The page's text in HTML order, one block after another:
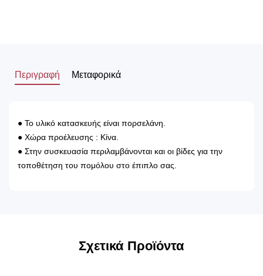
Περιγραφή Μεταφορικά
● Το υλικό κατασκευής είναι πορσελάνη.
● Χώρα προέλευσης : Κίνα.
● Στην συσκευασία περιλαμβάνονται και οι βίδες για την
τοποθέτηση του πομόλου στο έπιπλο σας.
Σχετικά Προϊόντα